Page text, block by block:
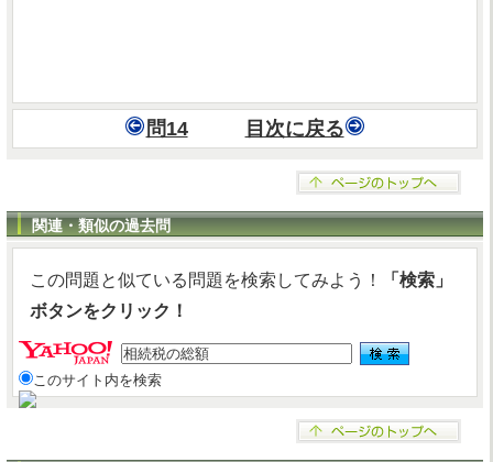
問14 目次に戻る
関連・類似の過去問
この問題と似ている問題を検索してみよう！
「検索」
ボタンをクリック！
このサイト内を検索